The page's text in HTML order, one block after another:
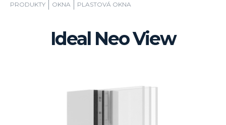
PRODUKTY OKNA PLASTOVÁ OKNA
Ideal Neo View